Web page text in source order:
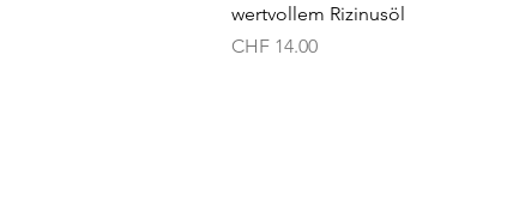
wertvollem Rizinusöl
Preis
CHF 14.00